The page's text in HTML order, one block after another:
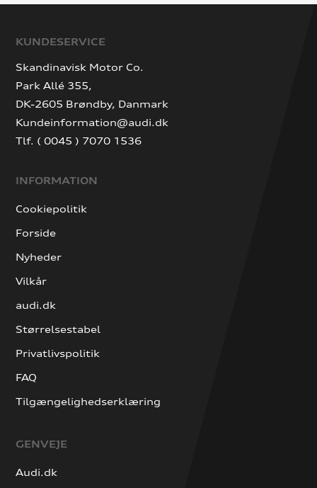
KUNDESERVICE
Skandinavisk Motor Co.
Park Allé 355,
DK-2605 Brøndby, Danmark
Kundeinformation@audi.dk
Tlf. ( 0045 ) 7070 1536
INFORMATION
Cookiepolitik
Forside
Nyheder
Vilkår
audi.dk
Størrelsestabel
Privatlivspolitik
FAQ
Tilgængelighedserklæring
GENVEJE
Audi.dk